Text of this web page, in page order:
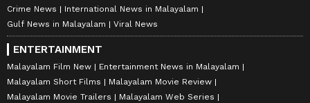
Crime News
International News in Malayalam
Gulf News in Malayalam
Viral News
ENTERTAINMENT
Malayalam Film New
Entertainment News in Malayalam
Malayalam Short Films
Malayalam Movie Review
Malayalam Movie Trailers
Malayalam Web Series